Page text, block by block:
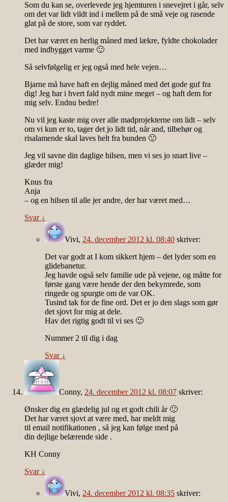
Som du kan se, overlevede jeg hjemturen i snevejret i går, selv
om det var lidt vildt ind i mellem på de små veje og rasende
glat på de store, som var ryddet.
Det har været en herlig måned med lækre, fyldte chokolader
med indbygget varme 🙂
Så selvfølgelig er jeg også med hele vejen…
Bjarne må have haft en dejlig måned med det gode guf fra
dig! Jeg har i hvert fald nydt mine meget – og haft dem for
mig selv. Endnu bedre!
Nu vil jeg kaste mig over alle madprojekterne om lidt – selv
om vi kun er to, tager det jo lidt tid, når and, tilbehør og
risalamende skal laves helt fra bunden 🙂
Jeg vil savne din daglige hilsen, men vi ses jo snart live –
glæder mig!
Knus fra
Anja
– og en hilsen til alle jer andre, der har været med…
Svar ↓
Vivi, 24. december 2012 kl. 08:40 skriver:
Det var godt at I kom sikkert hjem – det lyder som en
glidebanetur.
Jeg havde også selv familie ude på vejene, og måtte for
første gang være hende der den bekymrede, som
ringede og spurgte om de var OK.
Tusind tak for de fine ord. Det er jo den slags som gør
det sjovt for mig at dele.
Hav det rigtig godt til vi ses 🙂
Nummer 2 til dig i dag
Svar ↓
Conny, 24. december 2012 kl. 08:07 skriver:
Ønsker dig en glædelig jul og et godt chili år 🙂
Det har været sjovt at være med, har meldt mig
til email notifikationen , så jeg kan følge med på
din dejlige belærende side .
KH Conny
Svar ↓
Vivi, 24. december 2012 kl. 08:35 skriver: